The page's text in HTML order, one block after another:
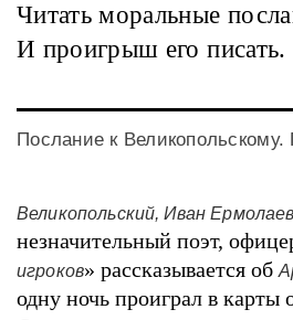
Читать моральные
И проигрыш его писать.
Послание к
Великопольский, Иван
незначительный поэт,
игроков» рассказывается об
одну ночь проиграл в карты